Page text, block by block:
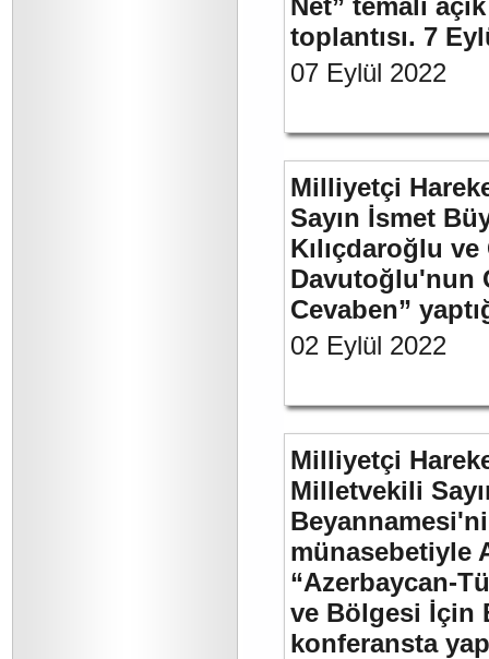
Net” temalı
toplantısı. 7
07 Eylül 2022
Milliyetçi
Sayın İsmet
Kılıçdaroğlu
Davutoğlu'nun
Cevaben”
02 Eylül 2022
Milliyetçi
Milletvekili
münasebetiyle
“Azerbaycan-
ve Bölgesi İçin
konferansta